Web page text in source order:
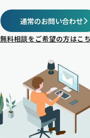
通常のお問い合わせ
無料相談をご希望の方はこ